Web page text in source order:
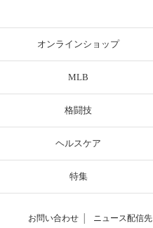
オンラインショップ
MLB
格闘技
ヘルスケア
特集
お問い合わせ ニュース配信先